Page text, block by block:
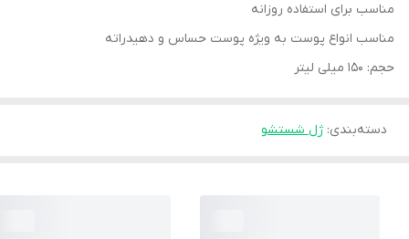
مناسب برای استفاده روزانه
مناسب انواع پوست به ویژه پوست حساس و دهیدراته
حجم: 150 میلی لیتر
دسته‌بندی: ژل شستشو